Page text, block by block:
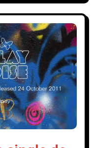
de origen
más
a la
por